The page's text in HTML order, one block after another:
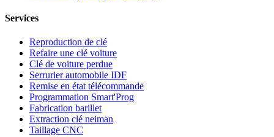
Services
Reproduction de clé
Refaire une clé voiture
Clé de voiture perdue
Serrurier automobile IDF
Remise en état télécommande
Programmation Smart'Prog
Fabrication barillet
Extraction clé neiman
Taillage CNC